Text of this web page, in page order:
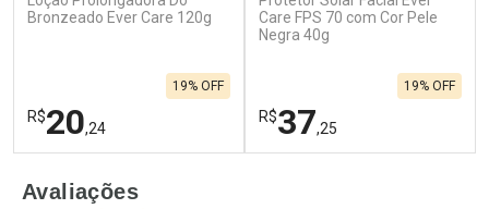
Bronzeado Ever Care 120g
R$20,24
19% OFF
Care FPS 70 com Cor Pele
Negra 40g
R$37,25
19% OFF
Avaliações